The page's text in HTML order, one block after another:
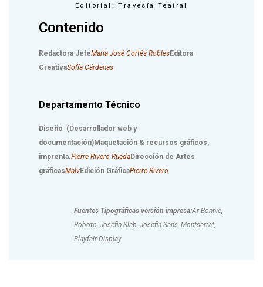
Editorial: Travesía Teatral
Contenido
Redactora JefeMaría José Cortés RoblesEditora
CreativaSofía Cárdenas
Departamento Técnico
Diseño (Desarrollador web y
documentación)Maquetación & recursos gráficos,
imprenta.Pierre Rivero RuedaDirección de Artes
gráficasMalvEdición GráficaPierre Rivero
Fuentes Tipográficas versión impresa:Ar Bonnie,
Roboto, Josefin Slab, Josefin Sans, Montserrat,
Playfair Display